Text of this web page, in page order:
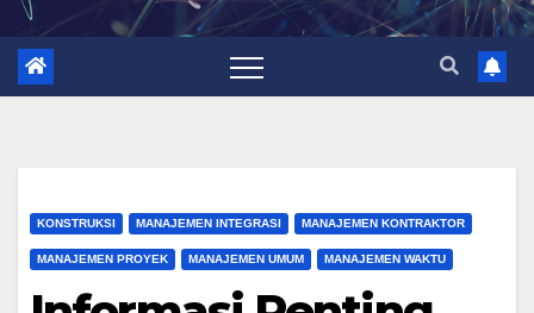
KONSTRUKSI MANAJEMEN INTEGRASI MANAJEMEN KONTRAKTOR
MANAJEMEN PROYEK MANAJEMEN UMUM MANAJEMEN WAKTU